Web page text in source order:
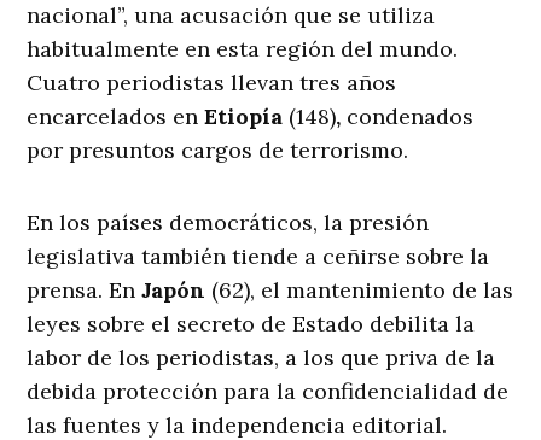
nacional”, una acusación que se utiliza
habitualmente en esta región del mundo.
Cuatro periodistas llevan tres años
encarcelados enEtiopía (148), condenados
por presuntos cargos de terrorismo.
En los países democráticos, la presión
legislativa también tiende a ceñirse sobre la
prensa. EnJapón (62), el mantenimiento de las
leyes sobre el secreto de Estado debilita la
labor de los periodistas, a los que priva de la
debida protección para la confidencialidad de
las fuentes y la independencia editorial.